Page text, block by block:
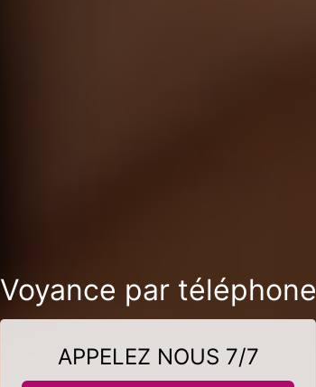
Voyance par téléphone
APPELEZ NOUS 7/7